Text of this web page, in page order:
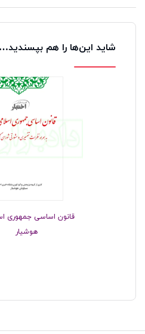
شاید این‌ها را هم بپسندید…
قانون اساسی جمهوری
هوشیار